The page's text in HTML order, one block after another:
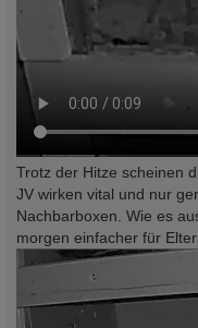
Trotz der Hitze scheinen
JV wirken vital und nur
Nachbarboxen. Wie es
morgen einfacher für